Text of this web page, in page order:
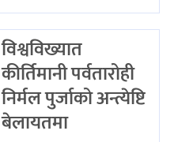
विश्वविख्यात
कीर्तिमानी पर्वतारोही
निर्मल पुर्जाको अन्त्येष्टि
बेलायतमा